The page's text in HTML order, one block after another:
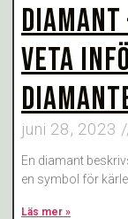
DIAMANT
VETA
juni 28, 2023
En diamant
en symbol för
Läs mer »